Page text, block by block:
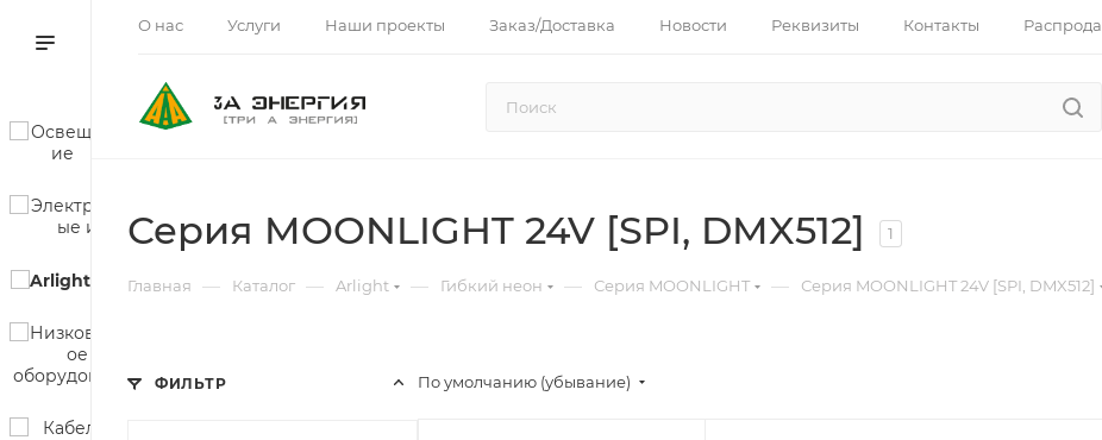
О нас Услуги Наши проекты Заказ/Доставка Новости Реквизиты Контакты
Серия MOONLIGHT 24V [SPI, DMX512] 1
Главная — Каталог — Arlight — Гибкий неон — Серия MOONLIGHT — Серия MOONLIGHT 24V [SPI, DMX512]
По умолчанию (убывание)
ФИЛЬТР